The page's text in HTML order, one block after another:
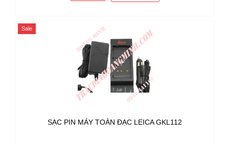
Sale
SẠC PIN MÁY TOÀN ĐẠC LEICA GKL112